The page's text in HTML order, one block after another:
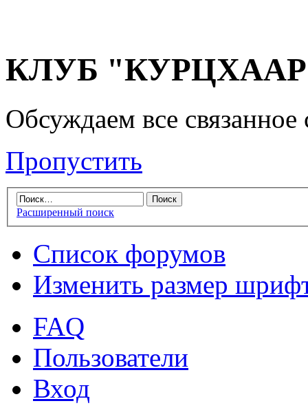
КЛУБ "КУРЦХААР"
Обсуждаем все
Пропустить
Расширенный поиск
Список форумов
Изменить размер
FAQ
Пользователи
Вход